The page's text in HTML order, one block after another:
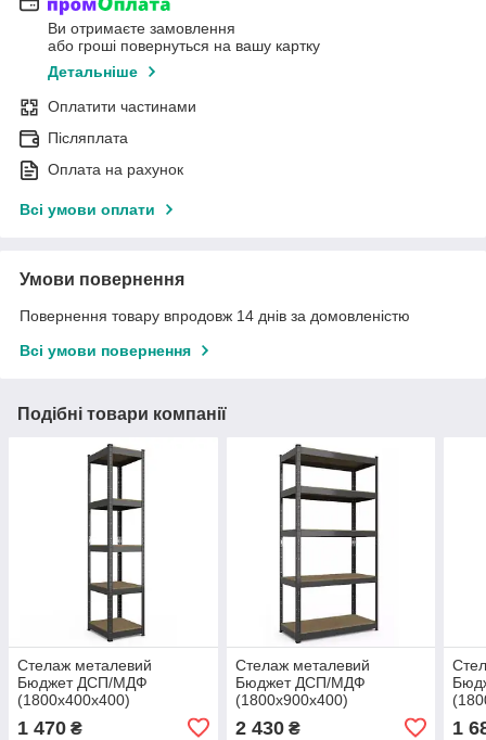
Ви отримаєте замовлення
або гроші повернуться на вашу картку
Детальніше
Оплатити частинами
Післяплата
Оплата на рахунок
Всі умови оплати
Умови повернення
Повернення товару впродовж 14 днів за домовленістю
Всі умови повернення
Подібні товари компанії
Стелаж металевий
Бюджет ДСП/МДФ
(1800х400х400)
1 470 ₴
Стелаж металевий
Бюджет ДСП/МДФ
(1800х900х400)
2 430₴ 1